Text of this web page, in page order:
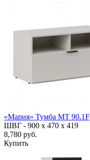
«Мария» Тумба МТ 90.1F
ШВГ - 900 х 470 х 419
8,780 руб.
Купить